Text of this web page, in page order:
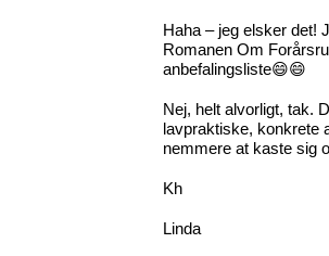
Haha – jeg elsker det!
Romanen Om
anbefalingsliste😄😄
Nej, helt alvorligt, tak.
lavpraktiske, konkrete
nemmere at kaste sig
Kh
Linda